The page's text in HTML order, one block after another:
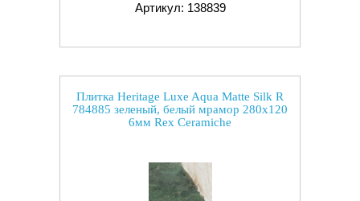
Артикул: 138839
Плитка Heritage Luxe Aqua Matte Silk R
784885 зеленый, белый мрамор 280x120
6мм Rex Ceramiche